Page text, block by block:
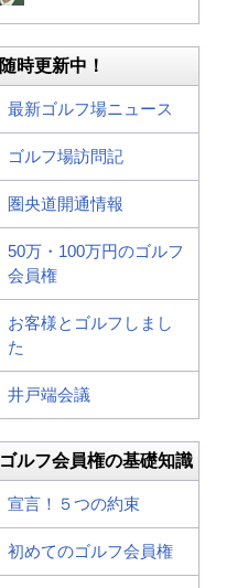
随時更新中！
最新ゴルフ場ニュース
ゴルフ場訪問記
圏央道開通情報
50万・100万円のゴルフ
会員権
お客様とゴルフしまし
た
井戸端会議
ゴルフ会員権の基礎知識
宣言！５つの約束
初めてのゴルフ会員権